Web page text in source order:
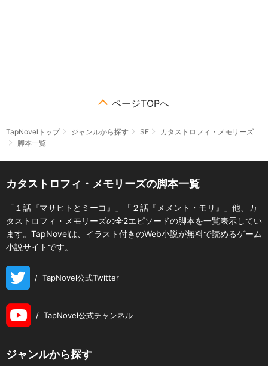
ページTOPへ
TapNovelトップ ジャンルから探す SF
カタストロフィ・メモリーズ
脚本一覧
カタストロフィ・メモリーズの脚本一覧
「１話『マサヒトとミーコ』」「２話『メメント・モリ』」他、カ
タストロフィ・メモリーズの全2エピソードの脚本を一覧表示してい
ます。TapNovelは、イラスト付きのWeb小説が無料で読めるゲーム
小説サイトです。
/ TapNovel公式Twitter
/ TapNovel公式チャンネル
ジャンルから探す